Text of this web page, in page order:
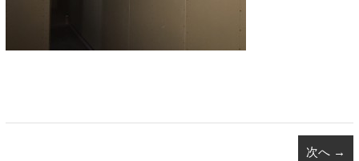
次へ →